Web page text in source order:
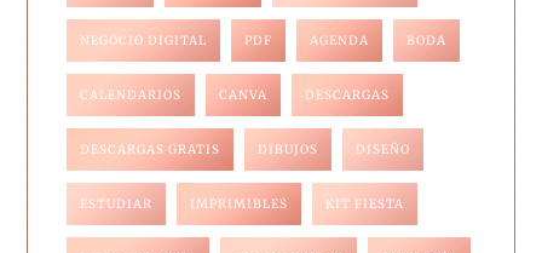
NEGOCIO DIGITAL PDF AGENDA BODA
CALENDARIOS CANVA DESCARGAS
DESCARGAS GRATIS DIBUJOS DISEÑO
ESTUDIAR IMPRIMIBLES KIT FIESTA